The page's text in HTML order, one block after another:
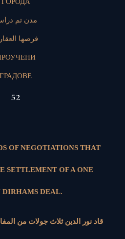
ГОРОДА
مدن تم
فرصها
ГРАДОВЕ
52
OF NEGOTIATIONS THAT
SETTLEMENT OF A ONE
DEAL.
قاد نور الدين ثلاث جولات من